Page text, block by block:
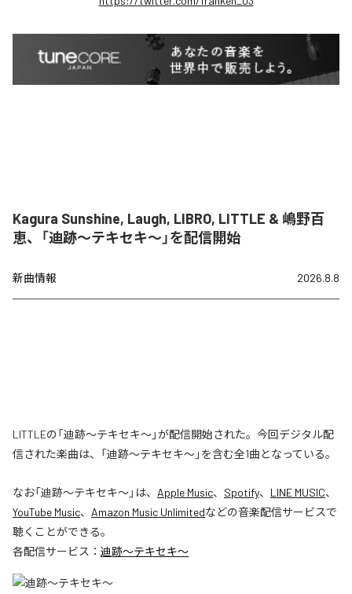
Kagura Sunshine, Laugh, LIBRO, LITTLE & 嶋野百
恵、「迪跡〜テキセキ〜」を配信開始
新曲情報 2026.8.8
LITTLEの「迪跡〜テキセキ〜」が配信開始された。今回デジタル配
信された楽曲は、「迪跡〜テキセキ〜」を含む全1曲となっている。
なお「迪跡〜テキセキ〜」は、 Apple Music、 Spotify、 LINE MUSIC、
YouTube Music、 Amazon Music Unlimitedなどの音楽配信サービスで
聴くことができる。
各配信サービス： 迪跡〜テキセキ〜